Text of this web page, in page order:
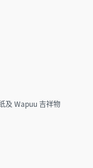
及 Wapuu 吉祥物